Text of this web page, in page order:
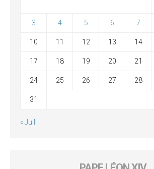
3 4 5 6 7
10 11 12 13 14
17 18 19 20 21
24 25 26 27 28
31
« Juil